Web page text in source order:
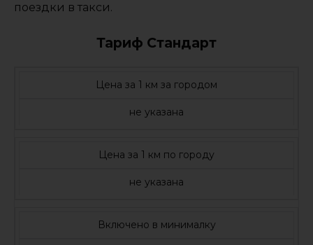
поездки в такси.
Тариф Стандарт
Цена за 1 км за городом
не указана
Цена за 1 км по городу
не указана
Включено в минималку